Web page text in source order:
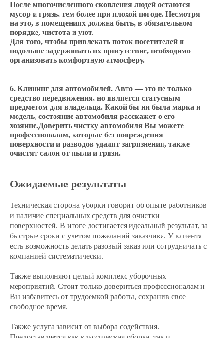
После многочисленного скопления людей остаются
мусор и грязь, тем более при плохой погоде. Несмотря
на это, в помещениях должна быть, в обязательном
порядке, чистота и уют.
Для того, чтобы привлекать поток посетителей и
подольше задерживать их присутствие, необходимо
организовать комфортную атмосферу.
Клининг для автомобилей. Авто — это не только
средство передвижения, но является статусным
предметом для владельца. Какой бы ни была марка и
модель, состояние автомобиля расскажет о его
хозяине.Доверить чистку автомобиля Вы можете
профессионалам, которые без повреждения
поверхности и разводов удалят загрязнения, также
очистят салон от пыли и грязи.
Ожидаемые результаты
Техническая сторона уборки говорит об опыте работников
и наличие специальных средств для очистки
поверхностей. В итоге достигается идеальный результат, за
быстрые сроки с учетом пожеланий заказчика. У клиента
есть возможность делать разовый заказ или сотрудничать с
компанией систематически.
Также выполняют целый комплекс уборочных
мероприятий. Стоит только довериться профессионалам и
Вы избавитесь от трудоемкой работы, сохранив свое
свободное время.
Также услуга зависит от выбора содействия.